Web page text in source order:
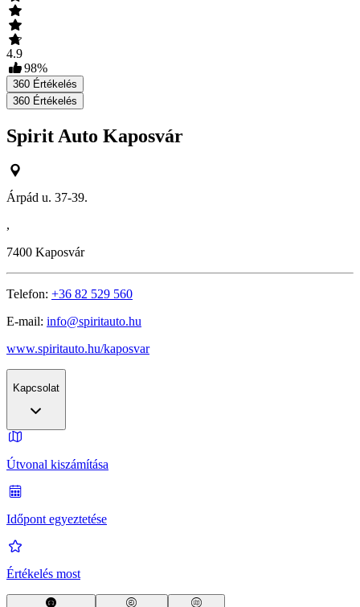
4.9
98%
360 Értékelés
360 Értékelés
Spirit Auto Kaposvár
Árpád u. 37-39.
,
7400 Kaposvár
Telefon: +36 82 529 560
E-mail: info@spiritauto.hu
www.spiritauto.hu/kaposvar
Kapcsolat
Útvonal kiszámítása
Időpont egyeztetése
Értékelés most